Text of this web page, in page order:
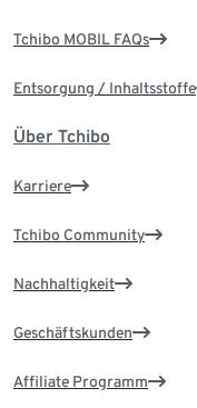
Tchibo MOBIL FAQs
Entsorgung / Inhaltsstoffe
Über Tchibo
Karriere
Tchibo Community
Nachhaltigkeit
Geschäftskunden
Affiliate Programm